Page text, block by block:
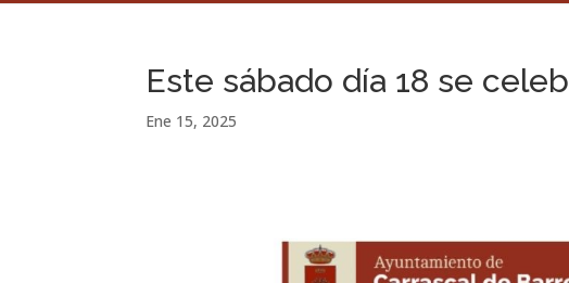
Este sábado día 18 se
Ene 15, 2025